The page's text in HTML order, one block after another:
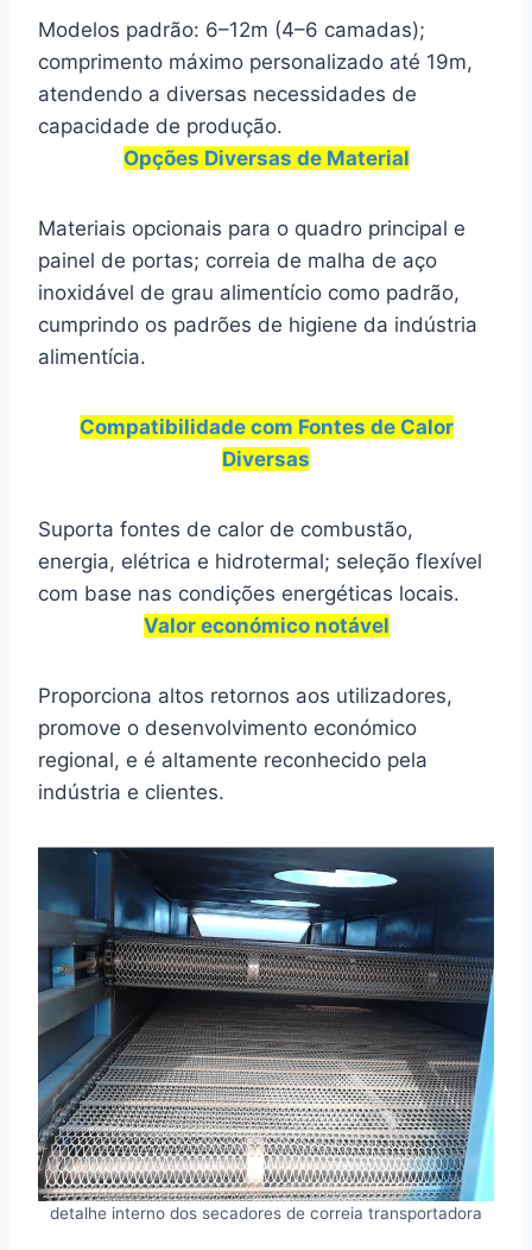
Modelos padrão: 6–12m (4–6 camadas);
comprimento máximo personalizado até 19m,
atendendo a diversas necessidades de
capacidade de produção.
Opções Diversas de Material
Materiais opcionais para o quadro principal e
painel de portas; correia de malha de aço
inoxidável de grau alimentício como padrão,
cumprindo os padrões de higiene da indústria
alimentícia.
Compatibilidade com Fontes de Calor
Diversas
Suporta fontes de calor de combustão,
energia, elétrica e hidrotermal; seleção flexível
com base nas condições energéticas locais.
Valor económico notável
Proporciona altos retornos aos utilizadores,
promove o desenvolvimento económico
regional, e é altamente reconhecido pela
indústria e clientes.
detalhe interno dos secadores de correia transportadora